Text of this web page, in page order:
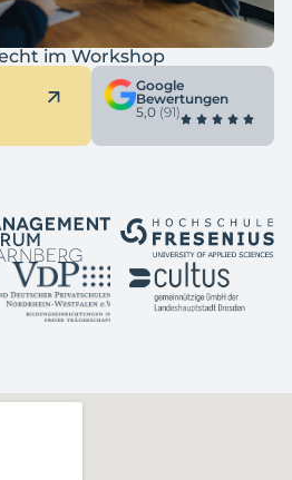
im Workshop
Google
Bewertungen
5,0 (91)